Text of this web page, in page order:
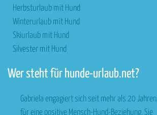
Herbsturlaub mit Hund
Winterurlaub mit Hund
Skiurlaub mit Hund
Silvester mit Hund
Wer steht für hunde-urlaub.net?
Gabriela engagiert sich seit mehr als 20 Jahren
für eine positive Mensch-Hund-Beziehung. Sie